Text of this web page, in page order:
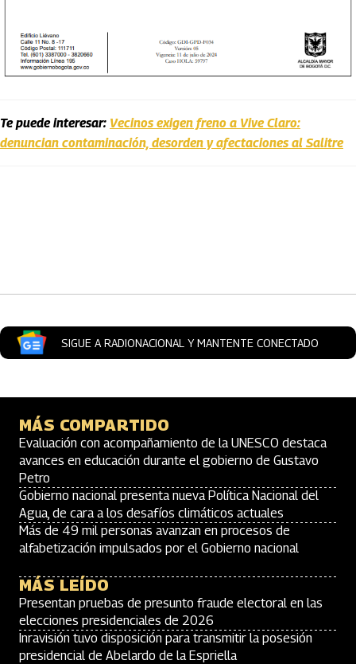
Te puede interesar: Vecinos exigen freno a Vive Claro:
denuncian contaminación, desorden y afectaciones al Salitre
SIGUE A RADIONACIONAL Y MANTENTE CONECTADO
MÁS COMPARTIDO
Evaluación con acompañamiento de la UNESCO destaca
avances en educación durante el gobierno de Gustavo
Petro
Gobierno nacional presenta nueva Política Nacional del
Agua, de cara a los desafíos climáticos actuales
Más de 49 mil personas avanzan en procesos de
alfabetización impulsados por el Gobierno nacional
MÁS LEÍDO
Presentan pruebas de presunto fraude electoral en las
elecciones presidenciales de 2026
Inravisión tuvo disposición para transmitir la posesión
presidencial de Abelardo de la Espriella